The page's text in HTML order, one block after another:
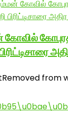
Removed from